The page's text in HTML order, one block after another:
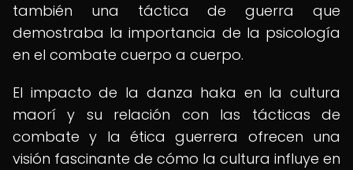
también una táctica de guerra que
demostraba la importancia de la psicología
en el combate cuerpo a cuerpo.
El impacto de la danza haka en la cultura
maorí y su relación con las tácticas de
combate y la ética guerrera ofrecen una
visión fascinante de cómo la cultura influye en